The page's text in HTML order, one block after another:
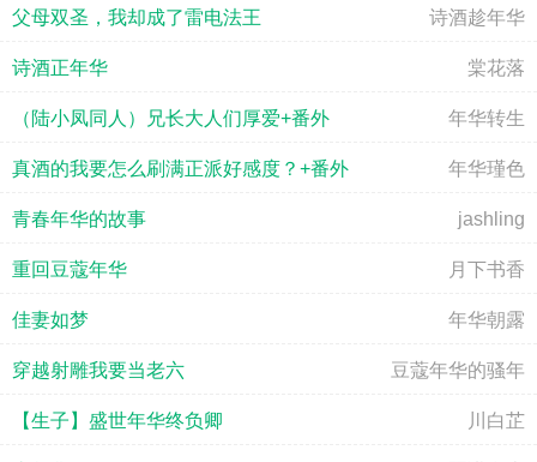
父母双圣，我却成了雷电法王 诗酒趁年华
诗酒正年华 棠花落
（陆小凤同人）兄长大人们厚爱+番外 年华转生
真酒的我要怎么刷满正派好感度？+番外 年华瑾色
青春年华的故事 jashling
重回豆蔻年华 月下书香
佳妻如梦 年华朝露
穿越射雕我要当老六 豆蔻年华的骚年
【生子】盛世年华终负卿 川白芷